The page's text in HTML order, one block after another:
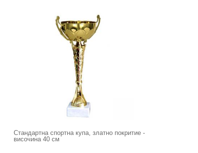
Стандартна спортна купа, златно покритие -
височина 40 см